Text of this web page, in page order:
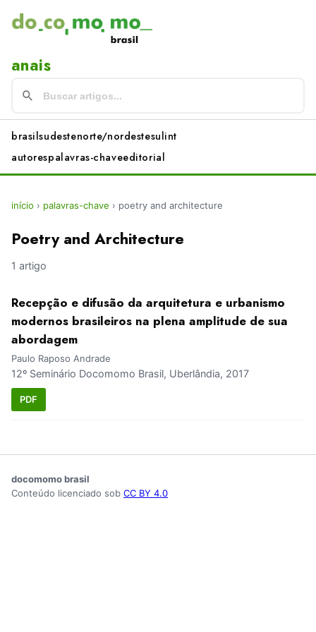
anais
brasilsudestenorte/nordestesulint
autorespalavras-chaveeditorial
início › palavras-chave › poetry and architecture
Poetry and Architecture
1 artigo
Recepção e difusão da arquitetura e urbanismo
modernos brasileiros na plena amplitude de sua
abordagem
Paulo Raposo Andrade
12º Seminário Docomomo Brasil, Uberlândia, 2017
PDF
docomomo brasil
Conteúdo licenciado sob CC BY 4.0